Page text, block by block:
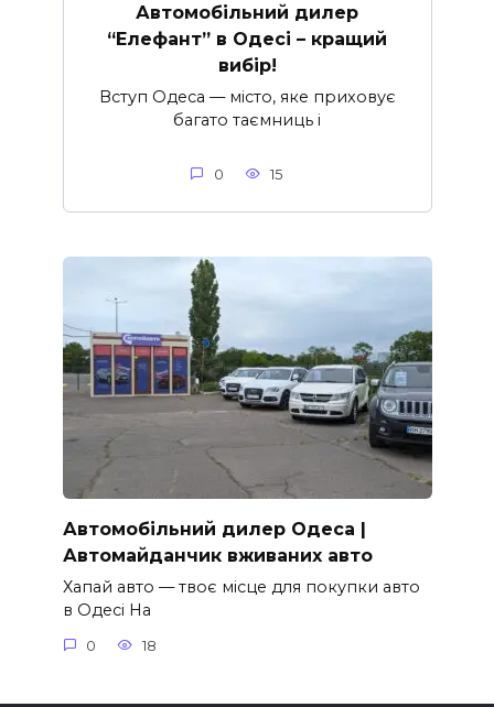
Автомобільний дилер
“Елефант” в Одесі – кращий
вибір!
Вступ Одеса — місто, яке приховує
багато таємниць і
0 15
Автомобільний дилер Одеса |
Автомайданчик вживаних авто
Хапай авто — твоє місце для покупки авто
в Одесі На
0 18